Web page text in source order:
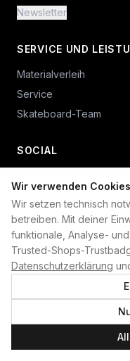
Wir verwenden Cookies
Wir setzen technisch
betreiben. Mit deiner
funktionale, Analyse-
Trusted-Shops-
Datenschutzerklärung
Newsletter
SERVICE UND
Materialverleih
Service
Skateboard-Team
SOCIAL
+49 234 687 00 38
shop@plan-b-
Sichere Zahlung mit:
©2026Plan